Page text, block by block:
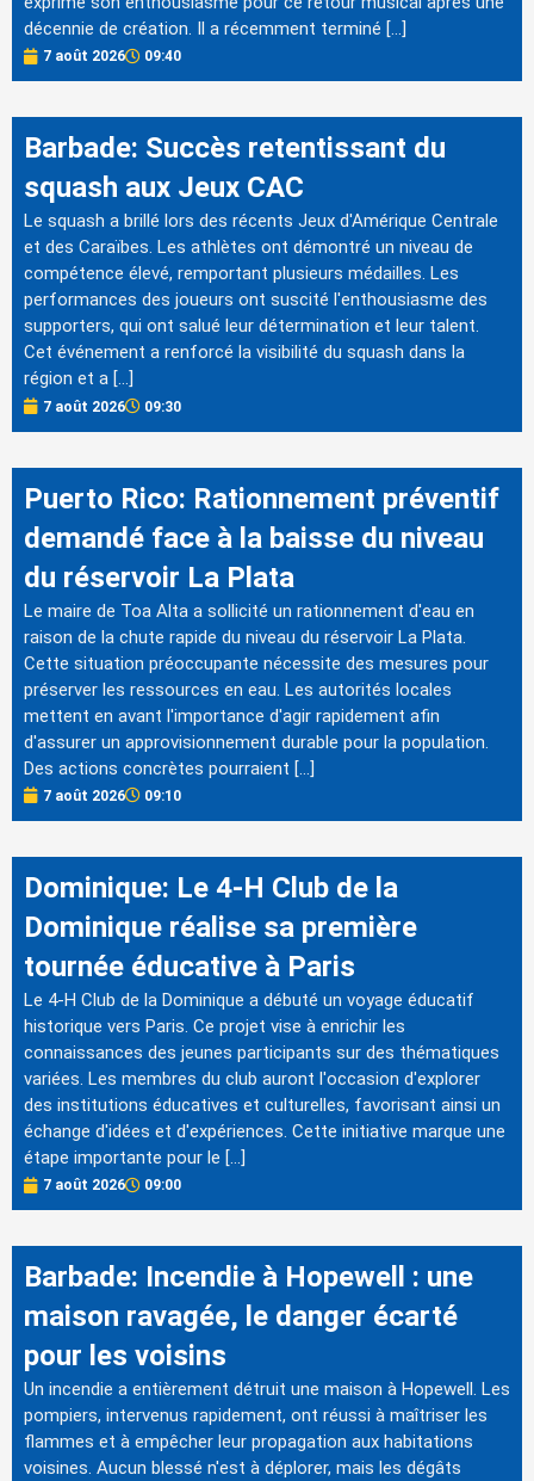
décennie de création. Il a récemment terminé […]
7 août 2026 09:40
Barbade: Succès retentissant du
squash aux Jeux CAC
Le squash a brillé lors des récents Jeux d'Amérique Centrale
et des Caraïbes. Les athlètes ont démontré un niveau de
compétence élevé, remportant plusieurs médailles. Les
performances des joueurs ont suscité l'enthousiasme des
supporters, qui ont salué leur détermination et leur talent.
Cet événement a renforcé la visibilité du squash dans la
région et a […]
7 août 2026 09:30
Puerto Rico: Rationnement préventif
demandé face à la baisse du niveau
du réservoir La Plata
Le maire de Toa Alta a sollicité un rationnement d'eau en
raison de la chute rapide du niveau du réservoir La Plata.
Cette situation préoccupante nécessite des mesures pour
préserver les ressources en eau. Les autorités locales
mettent en avant l'importance d'agir rapidement afin
d'assurer un approvisionnement durable pour la population.
Des actions concrètes pourraient […]
7 août 2026 09:10
Dominique: Le 4-H Club de la
Dominique réalise sa première
tournée éducative à Paris
Le 4-H Club de la Dominique a débuté un voyage éducatif
historique vers Paris. Ce projet vise à enrichir les
connaissances des jeunes participants sur des thématiques
variées. Les membres du club auront l'occasion d'explorer
des institutions éducatives et culturelles, favorisant ainsi un
échange d'idées et d'expériences. Cette initiative marque une
étape importante pour le […]
7 août 2026 09:00
Barbade: Incendie à Hopewell : une
maison ravagée, le danger écarté
pour les voisins
Un incendie a entièrement détruit une maison à Hopewell. Les
pompiers, intervenus rapidement, ont réussi à maîtriser les
flammes et à empêcher leur propagation aux habitations
voisines. Aucun blessé n'est à déplorer, mais les dégâts